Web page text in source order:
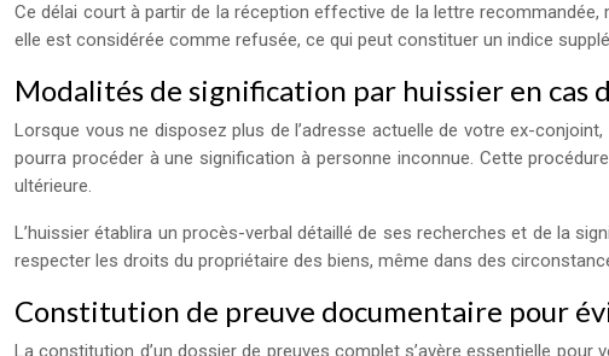
Ce délai court à partir de la réception effective de la lettre recommandée,
elle est considérée comme refusée, ce qui peut constituer un indice
Modalités de signification par huissier en cas
Lorsque vous ne disposez plus de l’adresse actuelle de votre ex-
pourra procéder à une signification à personne inconnue. Cette
ultérieure.
L’huissier établira un procès-verbal détaillé de ses recherches et de la
respecter les droits du propriétaire des biens, même dans des
Constitution de preuve documentaire pour
La constitution d’un dossier de preuves complet s’avère essentielle